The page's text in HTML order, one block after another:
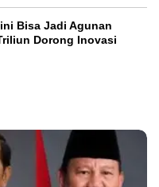
Bisa Jadi Agunan
Dorong Inovasi